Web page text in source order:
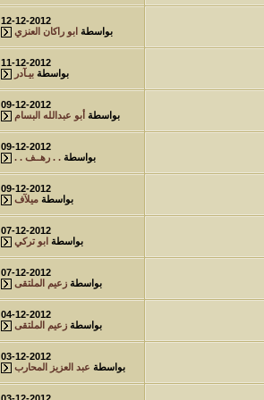
12-12-2012
بواسطة ابو راكان العنزي
11-12-2012
بواسطة بيـآدر
09-12-2012
بواسطة أبو عبدالله البسام
09-12-2012
بواسطة . . رهــف . .
09-12-2012
بواسطة ميلآف
07-12-2012
بواسطة ابو تركي
07-12-2012
بواسطة زعيم الملتقى
04-12-2012
بواسطة زعيم الملتقى
03-12-2012
بواسطة عبد العزيز المحارب